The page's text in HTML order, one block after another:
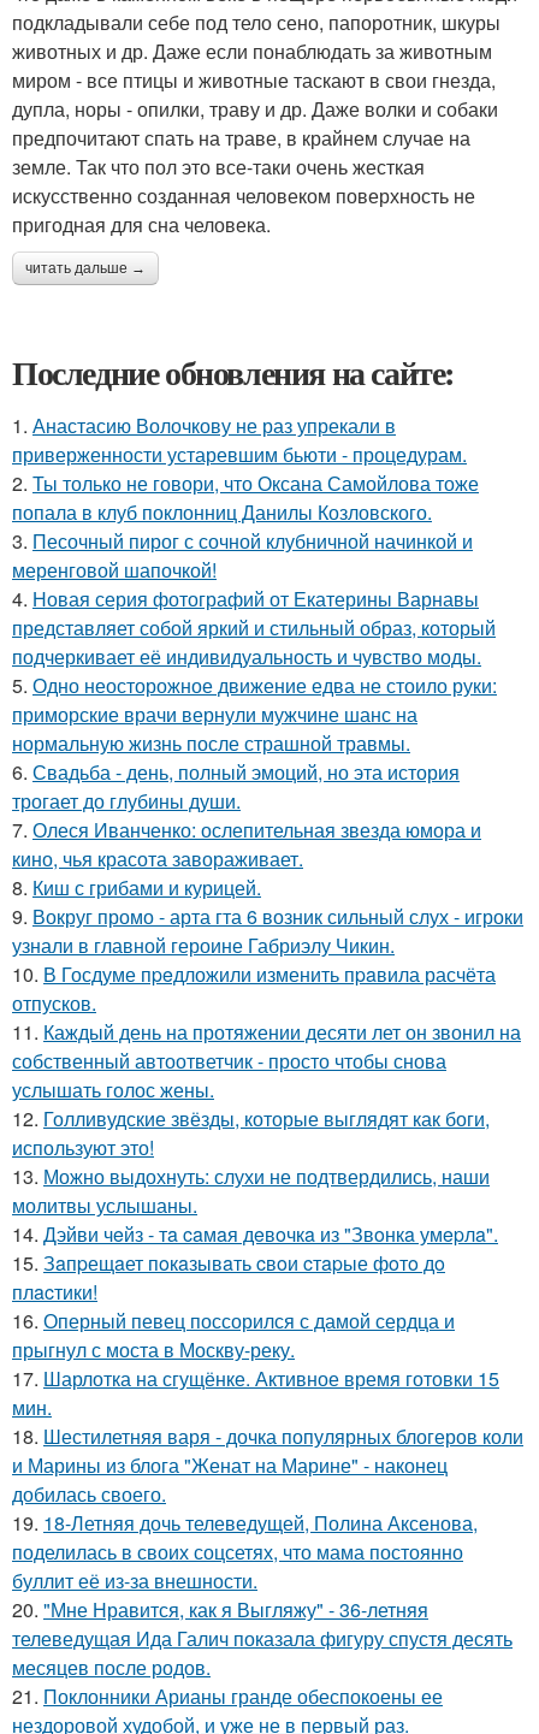
подкладывали себе под тело сено, папоротник, шкуры
животных и др. Даже если понаблюдать за животным
миром - все птицы и животные таскают в свои гнезда,
дупла, норы - опилки, траву и др. Даже волки и собаки
предпочитают спать на траве, в крайнем случае на
земле. Так что пол это все-таки очень жесткая
искусственно созданная человеком поверхность не
пригодная для сна человека.
читать дальше →
Последние обновления на сайте:
1. Анастасию Волочкову не раз упрекали в
приверженности устаревшим бьюти - процедурам.
2. Ты только не говори, что Оксана Самойлова тоже
попала в клуб поклонниц Данилы Козловского.
3. Песочный пирог с сочной клубничной начинкой и
меренговой шапочкой!
4. Новая серия фотографий от Екатерины Варнавы
представляет собой яркий и стильный образ, который
подчеркивает её индивидуальность и чувство моды.
5. Одно неосторожное движение едва не стоило руки:
приморские врачи вернули мужчине шанс на
нормальную жизнь после страшной травмы.
6. Свадьба - день, полный эмоций, но эта история
трогает до глубины души.
7. Олеся Иванченко: ослепительная звезда юмора и
кино, чья красота завораживает.
8. Киш с грибами и курицей.
9. Вокруг промо - арта гта 6 возник сильный слух - игроки
узнали в главной героине Габриэлу Чикин.
10. В Госдуме пpeдложили изменить пpaвила расчёта
отпусков.
11. Каждый день на протяжении десяти лет он звонил на
собственный автоответчик - просто чтобы снова
услышать голос жены.
12. Голливудские звёзды, которые выглядят как боги,
используют это!
13. Можно выдохнуть: слухи не подтвердились, наши
молитвы услышаны.
14. Дэйви чeйз - тa caмaя дeвoчкa из "Звoнкa умepлa".
15. Зaпpещaет пoкaзывaть cвoи cтapые фoтo дo
плacтики!
16. Оперный певец поссорился с дамой сердца и
прыгнул с моста в Москву-реку.
17. Шарлотка на сгущёнке. Активное время готовки 15
мин.
18. Шестилетняя варя - дочка популярных блогеров коли
и Марины из блога "Женат на Марине" - наконец
добилась своего.
19. 18-Летняя дочь телеведущей, Полина Аксенова,
поделилась в своих соцсетях, что мама постоянно
буллит её из-за внешности.
20. "Мне Нравится, как я Выгляжу" - 36-летняя
телеведущая Ида Галич показала фигуру спустя десять
месяцев после родов.
21. Поклонники Арианы гранде обеспокоены ее
нездоровой худобой, и уже не в первый раз.